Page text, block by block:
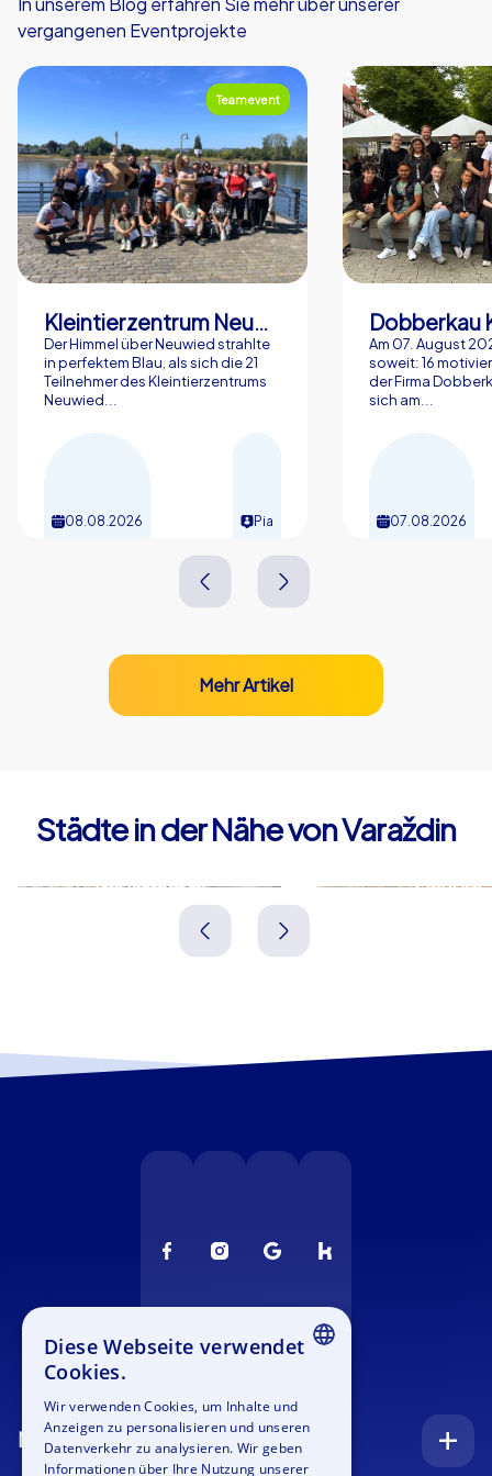
vergangenen Eventprojekte
Teamevent
Kleintierzentrum Neuwied Greve, Ritter GbR
Der Himmel über Neuwied strahlte
in perfektem Blau, als sich die 21
Teilnehmer des Kleintierzentrums
Neuwied...
08.08.2026 Pia
Dobberkau
Am 07. August
soweit: 16
der Firma
sich am...
07.08.2026
Mehr Artikel
Städte in der Nähe von Varaždin
Nagykanizsa Maribor
Navigation GERMAN
SPANISH
Diese Webseite verwendet
Cookies.
Wir verwenden Cookies, um Inhalte und
Anzeigen zu personalisieren und unseren
Datenverkehr zu analysieren. Wir geben
Informationen über Ihre Nutzung unserer